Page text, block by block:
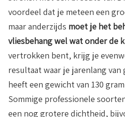
voordeel dat je meteen een
maar anderzijds moet je het
vliesbehang wel wat onder de
vertrokken bent, krijg je
resultaat waar je jarenlang van
heeft een gewicht van 130
Sommige professionele
een nog grotere dichtheid,